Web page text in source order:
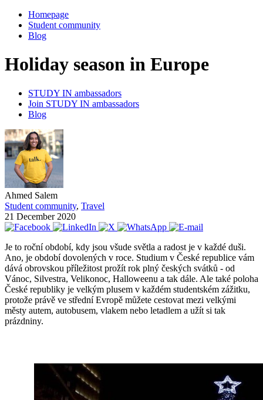
Homepage
Student community
Blog
Holiday season in Europe
STUDY IN ambassadors
Join STUDY IN ambassadors
Blog
Ahmed Salem
Student community, Travel
21 December 2020
Je to roční období, kdy jsou všude světla a radost je v každé duši.
Ano, je období dovolených v roce. Studium v České republice vám
dává obrovskou příležitost prožít rok plný českých svátků - od
Vánoc, Silvestra, Velikonoc, Halloweenu a tak dále. Ale také poloha
České republiky je velkým plusem v každém studentském zážitku,
protože právě ve střední Evropě můžete cestovat mezi velkými
městy autem, autobusem, vlakem nebo letadlem a užít si tak
prázdniny.